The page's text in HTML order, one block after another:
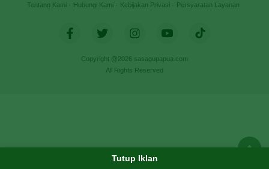
Tentang Kami Hubungi Kami Kebijakan Privasi Persyaratan Layanan
Copyright @2026 sasagupapua.com
All Rights Reserved
Tutup Iklan